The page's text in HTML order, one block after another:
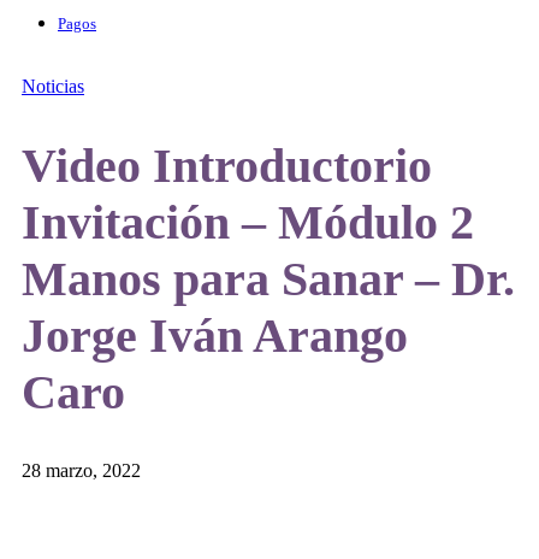
Pagos
Noticias
Video Introductorio
Invitación – Módulo 2
Manos para Sanar – Dr.
Jorge Iván Arango
Caro
28 marzo, 2022